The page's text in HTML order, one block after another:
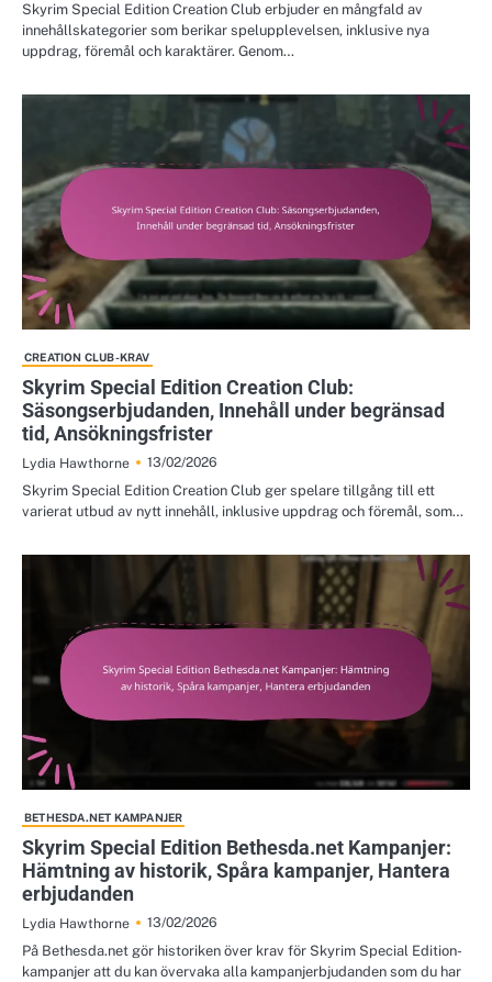
Skyrim Special Edition Creation Club erbjuder en mångfald av
innehållskategorier som berikar spelupplevelsen, inklusive nya
uppdrag, föremål och karaktärer. Genom…
CREATION CLUB-KRAV
Skyrim Special Edition Creation Club:
Säsongserbjudanden, Innehåll under begränsad
tid, Ansökningsfrister
Lydia Hawthorne
13/02/2026
Skyrim Special Edition Creation Club ger spelare tillgång till ett
varierat utbud av nytt innehåll, inklusive uppdrag och föremål, som…
BETHESDA.NET KAMPANJER
Skyrim Special Edition Bethesda.net Kampanjer:
Hämtning av historik, Spåra kampanjer, Hantera
erbjudanden
Lydia Hawthorne
13/02/2026
På Bethesda.net gör historiken över krav för Skyrim Special Edition-
kampanjer att du kan övervaka alla kampanjerbjudanden som du har